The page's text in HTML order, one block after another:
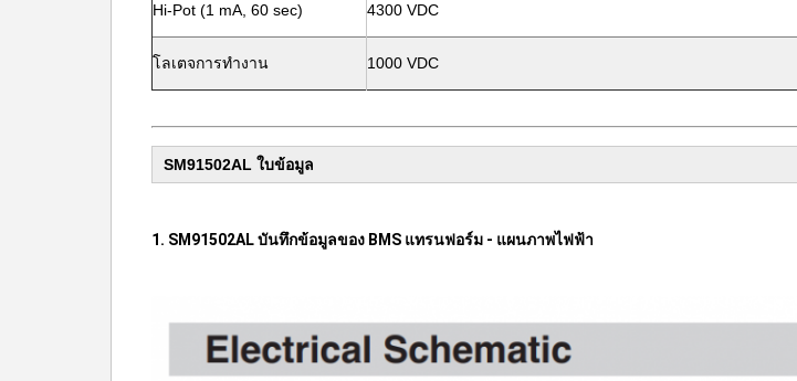
Hi-Pot (1 mA, 60 sec) 4300 VDC
โลเตจการทํางาน 1000 VDC
SM91502AL ใบข้อมูล
1. SM91502AL บันทึกข้อมูลของ BMS แทรนฟอร์ม - แผนภาพไฟฟ้า